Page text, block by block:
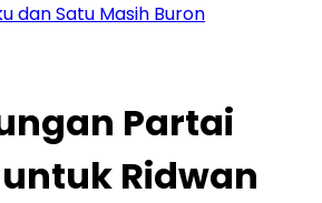
dan Satu Masih Buron
Partai
Ridwan